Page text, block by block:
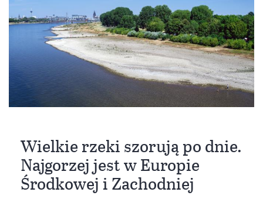
Wielkie rzeki szorują po dnie.
Najgorzej jest w Europie
Środkowej i Zachodniej